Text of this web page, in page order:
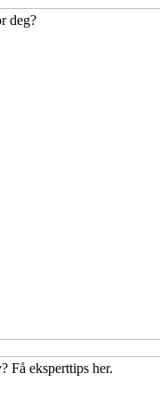
deg?
Få eksperttips her.